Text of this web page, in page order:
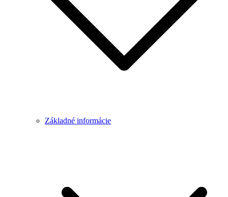
Základné informácie